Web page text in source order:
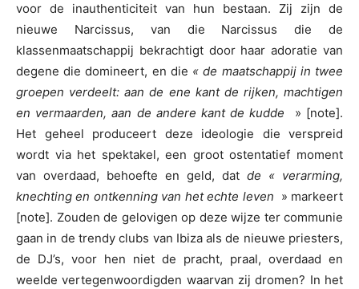
voor de inauthenticiteit van hun bestaan. Zij zijn de
nieuwe Narcissus, van die Narcissus die de
klassenmaatschappij bekrachtigt door haar adoratie van
degene die domineert, en die « de maatschappij in twee
groepen verdeelt: aan de ene kant de rijken, machtigen
en vermaarden, aan de andere kant de kudde
» [note].
Het geheel produceert deze ideologie die verspreid
wordt via het spektakel, een groot ostentatief moment
van overdaad, behoefte en geld, dat de « verarming,
knechting en ontkenning van het echte leven » markeert
[note]. Zouden de gelovigen op deze wijze ter communie
gaan in de trendy clubs van Ibiza als de nieuwe priesters,
de DJ’s, voor hen niet de pracht, praal, overdaad en
weelde vertegenwoordigden waarvan zij dromen? In het